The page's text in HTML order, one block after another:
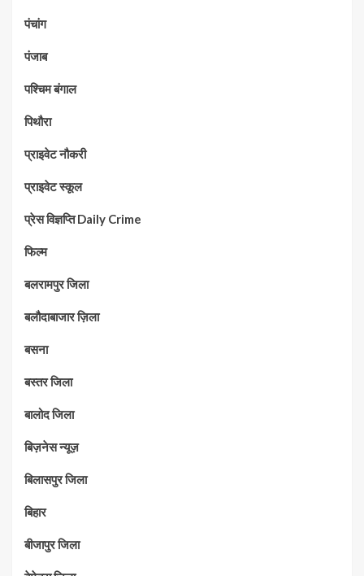
पंचांग
पंजाब
पश्चिम बंगाल
पिथौरा
प्राइवेट नौकरी
प्राइवेट स्कूल
प्रेस विज्ञप्ति Daily Crime
फिल्म
बलरामपुर जिला
बलौदाबाजार ज़िला
बसना
बस्तर जिला
बालोद जिला
बिज़नेस न्यूज़
बिलासपुर जिला
बिहार
बीजापुर जिला